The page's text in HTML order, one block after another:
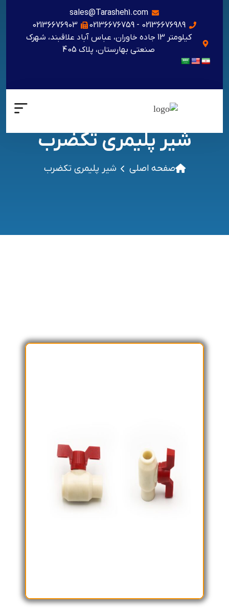
sales@Tarasheh1.com
02136676989 - 02136676759
02136676903
کیلومتر 13 جاده خاوران، عباس آباد علاقبند، شهرک
صنعتی بهارستان، پلاک 405
شیر پلیمری تکضرب
صفحه اصلی شیر پلیمری تکضرب